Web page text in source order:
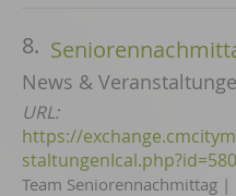
8.
News &
URL:
https://
Team Seniorennachmittag |